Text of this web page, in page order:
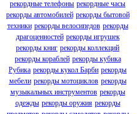
рекордные телефоны рекордные часы
рекорды автомобилей рекорды бытовой
техники рекорды велосипедов рекорды
драгоценностей рекорды игрушек
рекорды книг рекорды коллекций
рекорды кораблей рекорды кубика
Рубика рекорды кукол Барби рекорды
мебели рекорды мотоциклов рекорды
музыкальных инструментов рекорды
одежды рекорды оружия рекорды